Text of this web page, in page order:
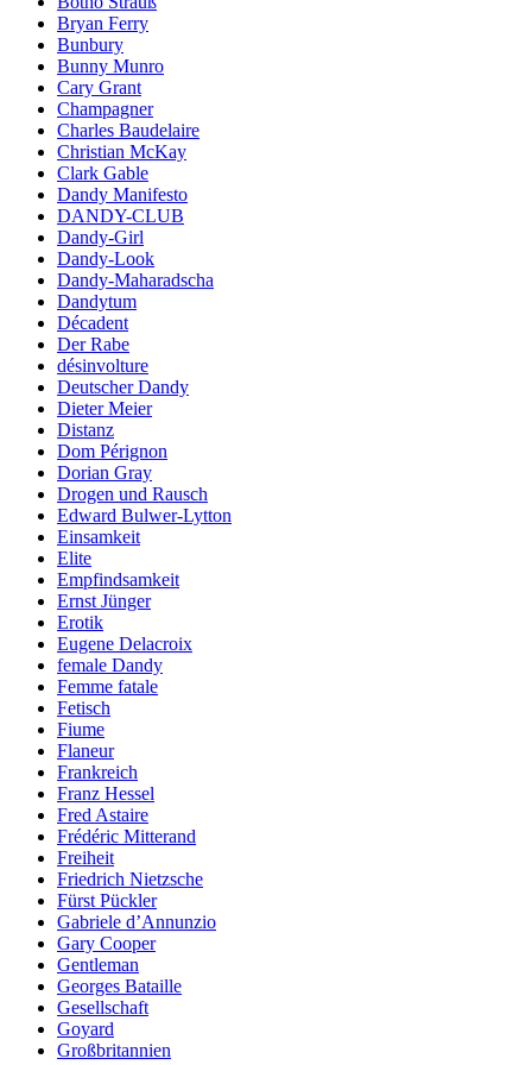
Bryan Ferry
Bunbury
Bunny Munro
Cary Grant
Champagner
Charles Baudelaire
Christian McKay
Clark Gable
Dandy Manifesto
DANDY-CLUB
Dandy-Girl
Dandy-Look
Dandy-Maharadscha
Dandytum
Décadent
Der Rabe
désinvolture
Deutscher Dandy
Dieter Meier
Distanz
Dom Pérignon
Dorian Gray
Drogen und Rausch
Edward Bulwer-Lytton
Einsamkeit
Elite
Empfindsamkeit
Ernst Jünger
Erotik
Eugene Delacroix
female Dandy
Femme fatale
Fetisch
Fiume
Flaneur
Frankreich
Franz Hessel
Fred Astaire
Frédéric Mitterand
Freiheit
Friedrich Nietzsche
Fürst Pückler
Gabriele d’Annunzio
Gary Cooper
Gentleman
Georges Bataille
Gesellschaft
Goyard
Großbritannien